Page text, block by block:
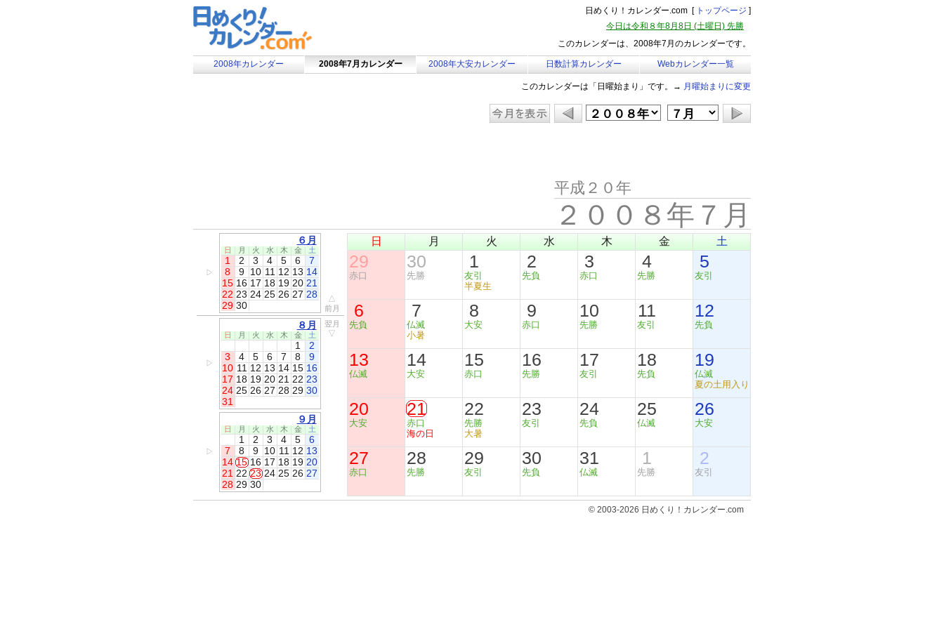
日めくり！カレンダー.com [ トップページ ]
今日は令和８年8月8日 (土曜日) 先勝
このカレンダーは、2008年7月のカレンダーです。
2008年カレンダー 2008年7月カレンダー 2008年大安カレンダー 日数計算カレンダー Webカレンダー一覧
このカレンダーは「日曜始まり」です。→ 月曜始まりに変更
平成２０年
２００８年７月
▷
６月
日 月 火 水 木 金 土
1 2 3 4 5 6
7
8
9 10 11 12 13 14
15 16 17 18 19 20 21
22 23 24 25 26 27 28
29 30
△
前月
▷
８月
日 月 火 水 木 金 土
1
2
3
4 5 6 7 8
9
10 11 12 13 14 15 16
17 18 19 20 21 22 23
24 25 26 27 28 29 30
31
翌月
▽
▷
９月
日 月 火 水 木 金 土
1 2 3 4 5
6
7
8 9 10 11 12 13
14 15 16 17 18 19 20
21 22 23 24 25 26 27
28 29 30
日 月 火 水 木 金 土
29
赤口
30
先勝
1
友引
半夏生
2
先負
3
赤口
4
先勝
5
友引
6
先負
7
仏滅
小暑
8
大安
9
赤口
10
先勝
11
友引
12
先負
13
仏滅
14
大安
15
赤口
16
先勝
17
友引
18
先負
19
仏滅
夏の土用入り
20
大安
21
赤口
海の日
22
先勝
大暑
23
友引
24
先負
25
仏滅
26
大安
27
赤口
28
先勝
29
友引
30
先負
31
仏滅
1
先勝
2
友引
© 2003-2026 日めくり！カレンダー.com